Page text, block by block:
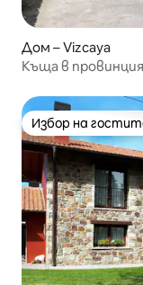
Дом – Vizcaya
Къща в
Избор на
Избор на